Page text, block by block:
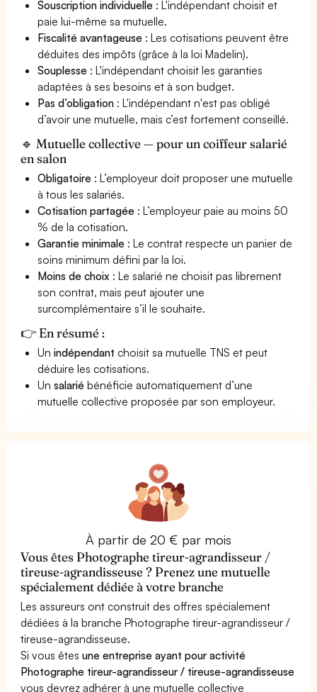
Souscription individuelle : L'indépendant choisit et
paie lui-même sa mutuelle.
Fiscalité avantageuse : Les cotisations peuvent être
déduites des impôts (grâce à la loi Madelin).
Souplesse : L'indépendant choisit les garanties
adaptées à ses besoins et à son budget.
Pas d’obligation : L'indépendant n'est pas obligé
d’avoir une mutuelle, mais c’est fortement conseillé.
🔹 Mutuelle collective — pour un coiffeur salarié
en salon
Obligatoire : L’employeur doit proposer une mutuelle
à tous les salariés.
Cotisation partagée : L’employeur paie au moins 50
% de la cotisation.
Garantie minimale : Le contrat respecte un panier de
soins minimum défini par la loi.
Moins de choix : Le salarié ne choisit pas librement
son contrat, mais peut ajouter une
surcomplémentaire s’il le souhaite.
👉 En résumé :
Unindépendant choisit sa mutuelle TNS et peut
déduire les cotisations.
Unsalarié bénéficie automatiquement d’une
mutuelle collective proposée par son employeur.
À partir de 20 € par mois
Vous êtes Photographe tireur-agrandisseur /
tireuse-agrandisseuse ? Prenez une mutuelle
spécialement dédiée à votre branche
Les assureurs ont construit des offres spécialement
dédiées à la branche Photographe tireur-agrandisseur /
tireuse-agrandisseuse.
Si vous êtesune entreprise ayant pour activité
Photographe tireur-agrandisseur / tireuse-agrandisseuse
vous devrez adhérer à une mutuelle collective